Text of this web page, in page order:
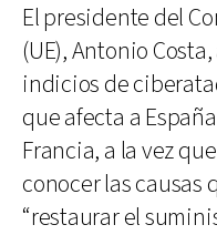
El presidente del
(UE), Antonio
indicios de
que afecta a
Francia, a la vez
conocer las causas
“restaurar el